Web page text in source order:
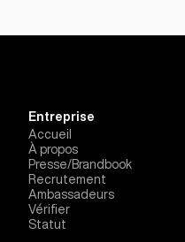
Entreprise
Accueil
À propos
Presse/Brandbook
Recrutement
Ambassadeurs
Vérifier
Statut